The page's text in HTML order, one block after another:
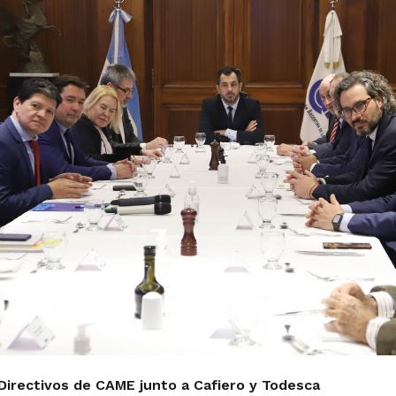
de CAME junto a Cafiero y Todesca